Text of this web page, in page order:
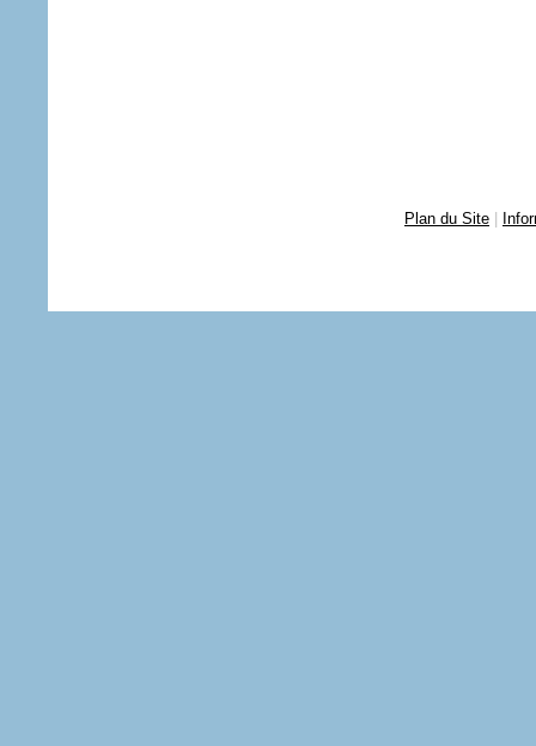
Plan du Site